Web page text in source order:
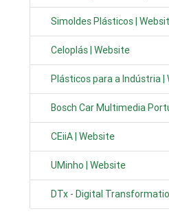
Simoldes Plásticos |
Celoplás | Website
Plásticos para a Indústria |
Bosch Car Multimedia
CEiiA | Website
UMinho | Website
DTx - Digital